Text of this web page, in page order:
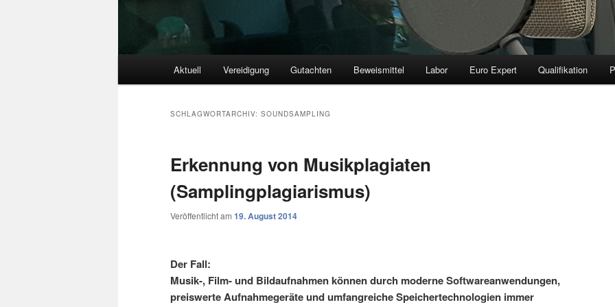
Aktuell Vereidigung Gutachten Beweismittel Labor Euro Expert Qualifikation
SCHLAGWORTARCHIV: SOUNDSAMPLING
Erkennung von Musikplagiaten
(Samplingplagiarismus)
Veröffentlicht am 19. August 2014
Der Fall:
Musik-, Film- und Bildaufnahmen können durch moderne Softwareanwendungen,
preiswerte Aufnahmegeräte und umfangreiche Speichertechnologien immer